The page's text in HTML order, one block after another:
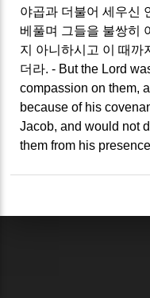
야곱과 더불어 세우신
베풀며 그들을 불쌍히
지 아니하시고 이 때까
더라. - But the Lord
compassion on them,
because of his
Jacob, and would not
them from his